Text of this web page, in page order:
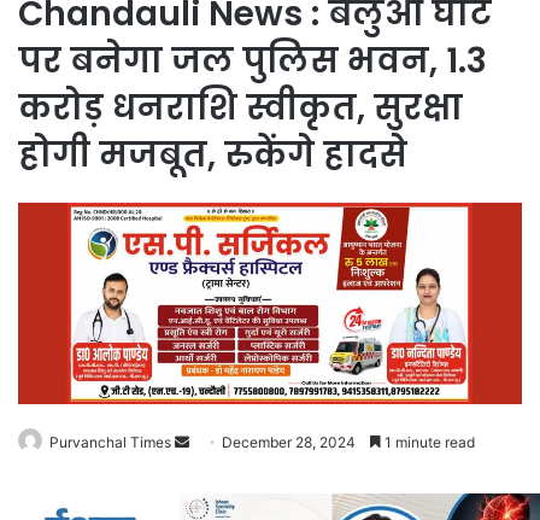
Chandauli News : बलुआ घाट
पर बनेगा जल पुलिस भवन, 1.3
करोड़ धनराशि स्वीकृत, सुरक्षा
होगी मजबूत, रुकेंगे हादसे
Purvanchal Times
Send
email
December 28, 2024 1 minute read